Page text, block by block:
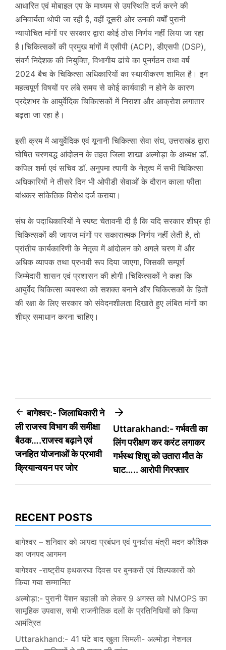
आधारित एवं मोबाइल एप के माध्यम से उपस्थिति दर्ज करने की
अनिवार्यता थोपी जा रही है, वहीं दूसरी ओर उनकी वर्षों पुरानी
न्यायोचित मांगों पर सरकार द्वारा कोई ठोस निर्णय नहीं लिया जा रहा
है।चिकित्सकों की प्रमुख मांगों में एसीपी (ACP), डीएसपी (DSP),
संवर्ग निदेशक की नियुक्ति, विभागीय ढांचे का पुनर्गठन तथा वर्ष
2024 बैच के चिकित्सा अधिकारियों का स्थायीकरण शामिल है। इन
महत्वपूर्ण विषयों पर लंबे समय से कोई कार्यवाही न होने के कारण
प्रदेशभर के आयुर्वेदिक चिकित्सकों में निराशा और आक्रोश लगातार
बढ़ता जा रहा है।
इसी क्रम में आयुर्वेदिक एवं यूनानी चिकित्सा सेवा संघ, उत्तराखंड द्वारा
घोषित चरणबद्ध आंदोलन के तहत जिला शाखा अल्मोड़ा के अध्यक्ष डॉ.
कपिल शर्मा एवं सचिव डॉ. अनुपमा त्यागी के नेतृत्व में सभी चिकित्सा
अधिकारियों ने तीसरे दिन भी ओपीडी सेवाओं के दौरान काला फीता
बांधकर सांकेतिक विरोध दर्ज कराया।
संघ के पदाधिकारियों ने स्पष्ट चेतावनी दी है कि यदि सरकार शीघ्र ही
चिकित्सकों की जायज मांगों पर सकारात्मक निर्णय नहीं लेती है, तो
प्रांतीय कार्यकारिणी के नेतृत्व में आंदोलन को अगले चरण में और
अधिक व्यापक तथा प्रभावी रूप दिया जाएगा, जिसकी सम्पूर्ण
जिम्मेदारी शासन एवं प्रशासन की होगी।चिकित्सकों ने कहा कि
आयुर्वेद चिकित्सा व्यवस्था को सशक्त बनाने और चिकित्सकों के हितों
की रक्षा के लिए सरकार को संवेदनशीलता दिखाते हुए लंबित मांगों का
शीघ्र समाधान करना चाहिए।
Post
navigation
बागेश्वर:- जिलाधिकारी ने
ली राजस्व विभाग की समीक्षा
बैठक….राजस्व बढ़ाने एवं
जनहित योजनाओं के प्रभावी
क्रियान्वयन पर जोर
Uttarakhand:- गर्भवती का
लिंग परीक्षण कर करंट लगाकर
गर्भस्थ शिशु को उतारा मौत के
घाट….. आरोपी गिरफ्तार
RECENT POSTS
बागेश्वर – शनिवार को आपदा प्रबंधन एवं पुनर्वास मंत्री मदन कौशिक
का जनपद आगमन
बागेश्वर -राष्ट्रीय हथकरघा दिवस पर बुनकरों एवं शिल्पकारों को
किया गया सम्मानित
अल्मोड़ा:- पुरानी पेंशन बहाली को लेकर 9 अगस्त को NMOPS का
सामूहिक उपवास, सभी राजनीतिक दलों के प्रतिनिधियों को किया
आमंत्रित
Uttarakhand:- 41 घंटे बाद खुला सिमली- अल्मोड़ा नेशनल